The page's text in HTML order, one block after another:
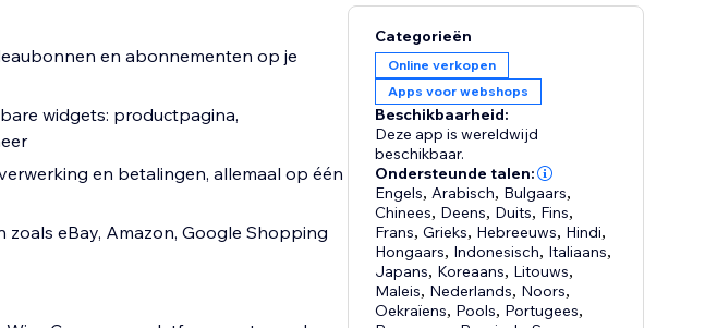
en abonnementen op je
widgets: productpagina,
en betalingen, allemaal op één
eBay, Amazon, Google Shopping
Categorieën
Online verkopen
Apps voor webshops
Beschikbaarheid:
Deze app is wereldwijd
beschikbaar.
Ondersteunde talen:
Engels, Arabisch, Bulgaars,
Chinees, Deens, Duits, Fins,
Frans,Grieks, Hebreeuws, Hindi,
Hongaars, Indonesisch, Italiaans,
Japans, Koreaans, Litouws,
Maleis, Nederlands, Noors,
Oekraïens, Pools, Portugees,